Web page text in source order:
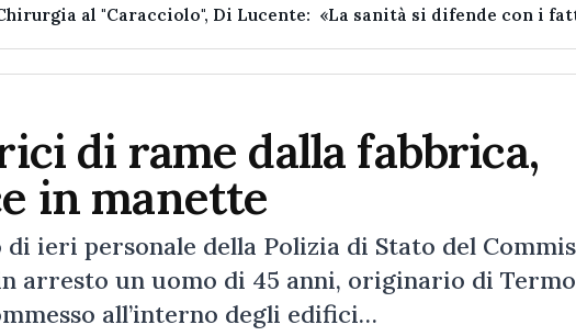
di rame dalla fabbrica,
in manette
ieri personale della Polizia di Stato del
arresto un uomo di 45 anni, originario di
all’interno degli edifici…